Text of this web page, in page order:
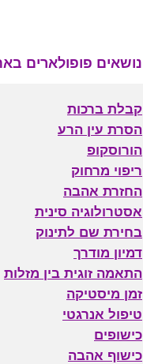
נושאים פופולארים
קבלת ברכות
הסרת עין הרע
הורוסקופ
ריפוי מרחוק
החזרת אהבה
אסטרולוגיה סינית
בחירת שם לתינוק
דמיון מודרך
התאמה זוגית בין מזלות
זמן מיסטיקה
טיפול אנרגטי
כישופים
כישוף אהבה